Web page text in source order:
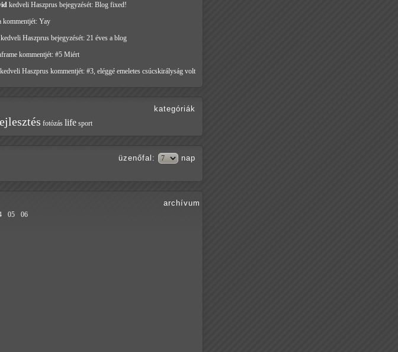
kedveli Haszprus bejegyzését: Blog fixed!
kommentjét: Yay
kedveli Haszprus bejegyzését: 21 éves a blog
kommentjét: #5 Miért
kedveli Haszprus kommentjét: #3, eléggé emeletes csúcskirályság volt
kategóriák
fotózás life sport
üzenőfal : nap
archívum
05
06